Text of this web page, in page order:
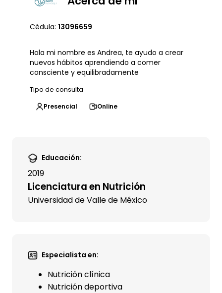
Cédula: 13096659
Hola mi nombre es Andrea, te ayudo a crear
nuevos hábitos aprendiendo a comer
consciente y equilibradamente
Tipo de consulta
Presencial
Online
Educación:
2019
Licenciatura en Nutrición
Universidad de Valle de México
Especialista en:
Nutrición clínica
Nutrición deportiva